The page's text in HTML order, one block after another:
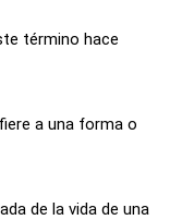
término hace
a una forma o
de la vida de una